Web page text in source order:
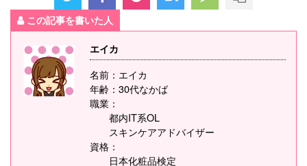
この記事を書いた人
エイカ
名前：エイカ
年齢：30代なかば
職業：
都内IT系OL
スキンケアアドバイザー
資格：
日本化粧品検定